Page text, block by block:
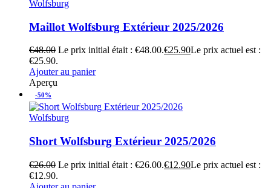
Wolfsburg
Maillot Wolfsburg Extérieur 2025/2026
€48.00 Le prix initial était : €48.00.€25.90Le prix actuel est :
€25.90.
Ajouter au panier
Aperçu
-50%
Wolfsburg
Short Wolfsburg Extérieur 2025/2026
€26.00 Le prix initial était : €26.00.€12.90Le prix actuel est :
€12.90.